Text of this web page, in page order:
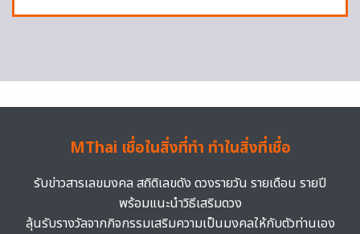
MThai เชื่อในสิ่งที่ทำ ทำในสิ่งที่เชื่อ
รับข่าวสารเลขมงคล สถิติเลขดัง ดวงรายวัน รายเดือน รายปี
พร้อมแนะนำวิธีเสริมดวง
ลุ้นรับรางวัลจากกิจกรรมเสริมความเป็นมงคลให้กับตัวท่านเอง